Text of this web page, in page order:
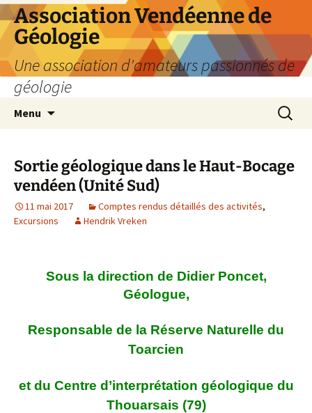
Aller
au
contenu
Association Vendéenne de
Géologie
Une association d'amateurs passionnés de
géologie
Menu
Sortie géologique dans le Haut-Bocage
vendéen (Unité Sud)
11 mai 2017 Comptes rendus détaillés des activités,
Excursions
Hendrik Vreken
Sous la direction de Didier Poncet,
Géologue,
Responsable de la Réserve Naturelle du
Toarcien
et du Centre d’interprétation géologique du
Thouarsais (79)